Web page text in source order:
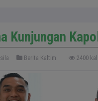
Kunjungan
Berita Kaltim 2400 kali